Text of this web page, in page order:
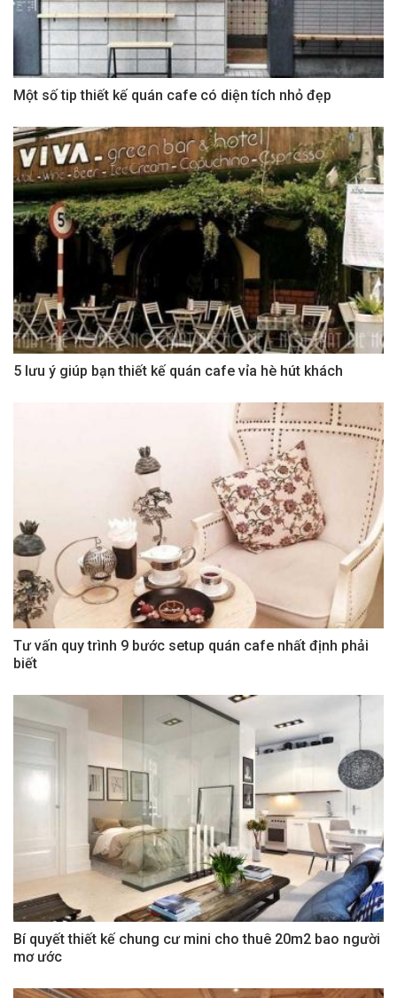
Một số tip thiết kế quán cafe có diện tích nhỏ đẹp
5 lưu ý giúp bạn thiết kế quán cafe vỉa hè hút khách
Tư vấn quy trình 9 bước setup quán cafe nhất định phải
biết
Bí quyết thiết kế chung cư mini cho thuê 20m2 bao người
mơ ước